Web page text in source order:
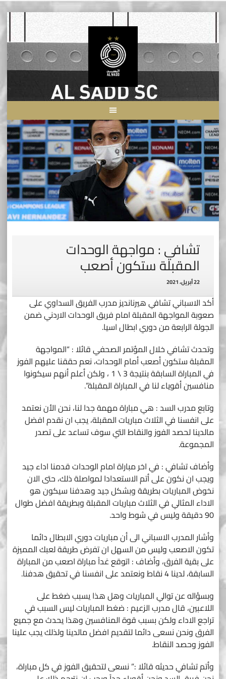
content
تشافي : مواجهة الوحدات
المقبلة ستكون أصعب
22 أبريل، 2021
أكد الاسباني تشافي هيرنانديز مدرب الفريق السداوي على
صعوبة المواجهة المقبلة امام فريق الوحدات الاردني ضمن
الجولة الرابعة من دوري ابطال اسيا.
وتحدث تشافي خلال المؤتمر الصحفي قائلا : “المواجهة
المقبلة ستكون أصعب أمام الوحدات، نعم حققنا عليهم الفوز
في المباراة السابقة بنتيجة 3 \ 1 ، ولكن أعلم أنهم سيكونوا
منافسين أقوياء لنا في المباراة المقبلة”.
وتابع مدرب السد : هي مباراة مهمة جدا لنا، نحن الأن نعتمد
على انفسنا في الثلاث مباريات المقبلة، يجب ان نقدم افضل
مالدينا لحصد الفوز والنقاط التي سوف تساعد على تصدر
المجموعة.
وأضاف تشافي : في اخر مباراة امام الوحدات قدمنا اداء جيد
ويجب ان نكون على أتم الاستعدادا لمواصلة ذلك، حتى الان
نخوض المباريات بطريقة وبشكل جيد وهدفنا سيكون هو
الاداء المثالي في الثلاث مباريات المقبلة وبطريقة افضل طوال
90 دقيقة وليس في شوط واحد.
وأشار المدرب الاسباني الى أن مباريات دوري الابطال دائما
تكون الاصعب وليس من السهل ان تفرض طريقة لعبك المميزة
على بقية الفرق، وأضاف : اتوقع غداً مباراة اصعب من المباراة
السابقة، لدينا 4 نقاط ونعتمد على انفسنا في تحقيق هدفنا.
وبسؤاله عن توالي المباريات وهل هذا يسبب ضغط على
اللاعبين، قال مدرب الزعيم : ضغط المباريات ليس السبب في
تراجع الاداء ولكن بسبب قوة المنافسين وهذا يحدث مع جميع
الفرق ونحن نسعى دائما لتقديم افضل مالدينا ولذلك يجب علينا
الفوز وحصد النقاط.
وأتم تشافي حديثه قائلا :” نسعى لتحقيق الفوز في كل مباراة،